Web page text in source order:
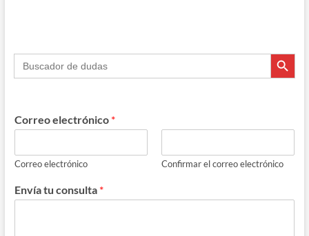
Buscar: Botón de
Correo electrónico *
Correo electrónico Confirmar el correo electrónico
Envía tu consulta *